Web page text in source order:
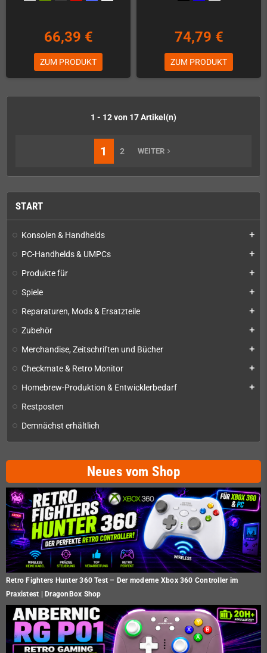
START
Konsolen & Handhelds add
PC-Handhelds & UMPCs add
Produkte für add
Spiele add
Reparaturen, Mods & Ersatzteile add
Zubehör add
Merchandise, Zeitschriften und Bücher add
Checkmate & Retro Monitor add
Homebrew-Produktion & Entwicklerbedarf add
Restposten
Demnächst erhältlich
Neues vom Shop
Retro Fighters Hunter 360 Test – Der moderne Xbox 360 Controller im
Praxistest | DragonBox Shop
66,39 €
ZUM PRODUKT
74,79 €
ZUM PRODUKT
1 - 12 von 17 Artikel(n)
1 2 WEITER navigate_next